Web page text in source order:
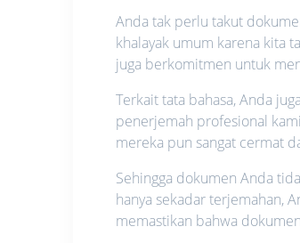
Anda tak perlu takut
khalayak umum karena kita
juga berkomitmen untuk
Terkait tata bahasa, Anda
penerjemah profesional
mereka pun sangat cermat
Sehingga dokumen Anda
hanya sekadar terjemahan,
memastikan bahwa